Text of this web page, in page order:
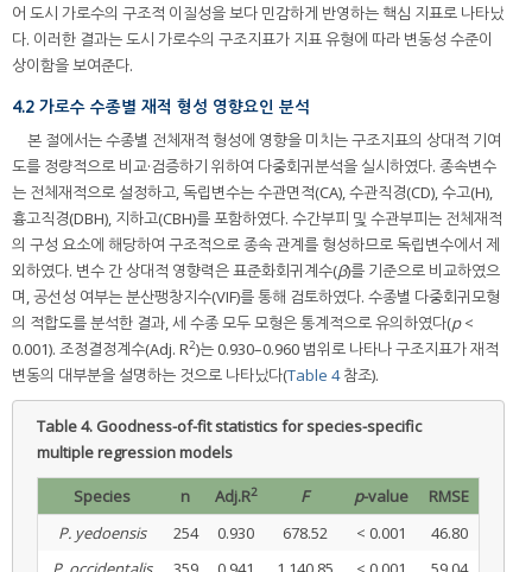
어 도시 가로수의 구조적 이질성을 보다 민감하게 반영하는 핵심 지표로 나타났
다. 이러한 결과는 도시 가로수의 구조지표가 지표 유형에 따라 변동성 수준이
상이함을 보여준다.
4.2 가로수 수종별 재적 형성 영향요인 분석
본 절에서는 수종별 전체재적 형성에 영향을 미치는 구조지표의 상대적 기여
도를 정량적으로 비교·검증하기 위하여 다중회귀분석을 실시하였다. 종속변수
는 전체재적으로 설정하고, 독립변수는 수관면적(CA), 수관직경(CD), 수고(H),
흉고직경(DBH), 지하고(CBH)를 포함하였다. 수간부피 및 수관부피는 전체재적
의 구성 요소에 해당하여 구조적으로 종속 관계를 형성하므로 독립변수에서 제
외하였다. 변수 간 상대적 영향력은 표준화회귀계수(β)를 기준으로 비교하였으
며, 공선성 여부는 분산팽창지수(VIF)를 통해 검토하였다. 수종별 다중회귀모형
의 적합도를 분석한 결과, 세 수종 모두 모형은 통계적으로 유의하였다(p<
0.001). 조정결정계수(Adj. R2)는 0.930–0.960 범위로 나타나 구조지표가 재적
변동의 대부분을 설명하는 것으로 나타났다(Table 4참조).
Table 4. Goodness-of-fit statistics for species-specific
multiple regression models
Species n Adj.R2 F p-value
RMSE
P. yedoensis
254 0.930 678.52 < 0.001
46.80